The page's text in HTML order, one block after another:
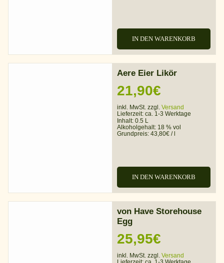
IN DEN WARENKORB
Aere Eier Likör
21,90€
inkl. MwSt. zzgl. Versand
Lieferzeit: ca. 1-3 Werktage
Inhalt: 0.5 L
Alkoholgehalt: 18 % vol
Grundpreis: 43,80€ /
IN DEN WARENKORB
von Have Storehouse
Egg
25,95€
inkl. MwSt. zzgl. Versand